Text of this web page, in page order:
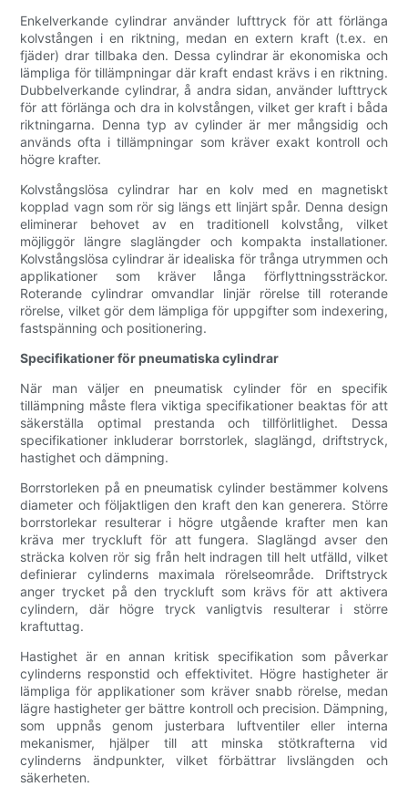
Enkelverkande cylindrar använder lufttryck för att förlänga
kolvstången i en riktning, medan en extern kraft (t.ex. en
fjäder) drar tillbaka den. Dessa cylindrar är ekonomiska och
lämpliga för tillämpningar där kraft endast krävs i en riktning.
Dubbelverkande cylindrar, å andra sidan, använder lufttryck
för att förlänga och dra in kolvstången, vilket ger kraft i båda
riktningarna. Denna typ av cylinder är mer mångsidig och
används ofta i tillämpningar som kräver exakt kontroll och
högre krafter.
Kolvstångslösa cylindrar har en kolv med en magnetiskt
kopplad vagn som rör sig längs ett linjärt spår. Denna design
eliminerar behovet av en traditionell kolvstång, vilket
möjliggör längre slaglängder och kompakta installationer.
Kolvstångslösa cylindrar är idealiska för trånga utrymmen och
applikationer som kräver långa förflyttningssträckor.
Roterande cylindrar omvandlar linjär rörelse till roterande
rörelse, vilket gör dem lämpliga för uppgifter som indexering,
fastspänning och positionering.
Specifikationer för pneumatiska cylindrar
När man väljer en pneumatisk cylinder för en specifik
tillämpning måste flera viktiga specifikationer beaktas för att
säkerställa optimal prestanda och tillförlitlighet. Dessa
specifikationer inkluderar borrstorlek, slaglängd, driftstryck,
hastighet och dämpning.
Borrstorleken på en pneumatisk cylinder bestämmer kolvens
diameter och följaktligen den kraft den kan generera. Större
borrstorlekar resulterar i högre utgående krafter men kan
kräva mer tryckluft för att fungera. Slaglängd avser den
sträcka kolven rör sig från helt indragen till helt utfälld, vilket
definierar cylinderns maximala rörelseområde. Driftstryck
anger trycket på den tryckluft som krävs för att aktivera
cylindern, där högre tryck vanligtvis resulterar i större
kraftuttag.
Hastighet är en annan kritisk specifikation som påverkar
cylinderns responstid och effektivitet. Högre hastigheter är
lämpliga för applikationer som kräver snabb rörelse, medan
lägre hastigheter ger bättre kontroll och precision. Dämpning,
som uppnås genom justerbara luftventiler eller interna
mekanismer, hjälper till att minska stötkrafterna vid
cylinderns ändpunkter, vilket förbättrar livslängden och
säkerheten.